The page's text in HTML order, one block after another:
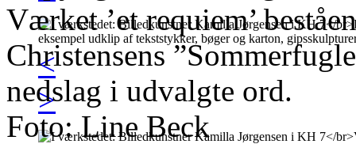
<
>
Værket ’et requiem’
Christensens
nedslag i udvalgte ord.
Foto: Line Beck